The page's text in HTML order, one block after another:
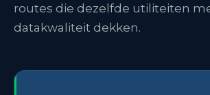
routes die dezelfde utiliteiten
datakwaliteit dekken.